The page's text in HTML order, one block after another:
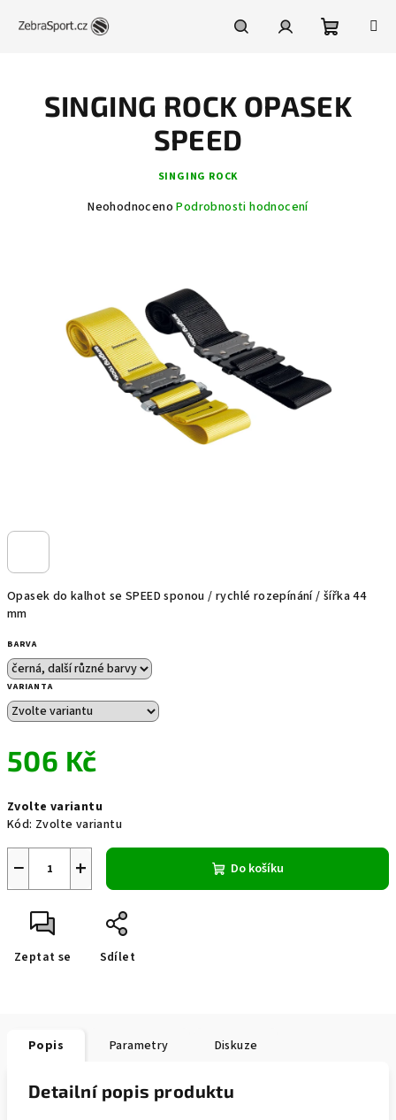
košík
Opasek do kalhot se SPEED sponou / rychlé rozepínání / šířka 44
mm
BARVA
VARIANTA
506 Kč
cena:
Zvolte variantu
Kód: Zvolte variantu
+
− Do košíku
Zeptat se Sdílet
SINGING ROCK OPASEK
SPEED
SINGING ROCK
Průměrné
5
hvězdiček.
Neohodnoceno Podrobnosti hodnocení
Popis Parametry Diskuze
Detailní popis produktu